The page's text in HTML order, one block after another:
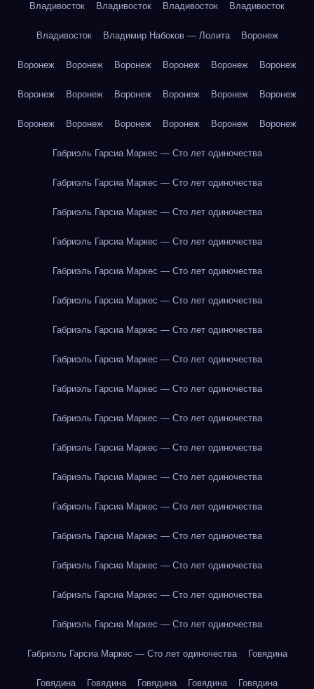
Владивосток Владивосток Владивосток Владивосток
Владивосток Владимир Набоков — Лолита Воронеж
Воронеж Воронеж Воронеж Воронеж Воронеж Воронеж
Воронеж Воронеж Воронеж Воронеж Воронеж Воронеж
Воронеж Воронеж Воронеж Воронеж Воронеж Воронеж
Габриэль Гарсиа Маркес — Сто лет одиночества
Габриэль Гарсиа Маркес — Сто лет одиночества
Габриэль Гарсиа Маркес — Сто лет одиночества
Габриэль Гарсиа Маркес — Сто лет одиночества
Габриэль Гарсиа Маркес — Сто лет одиночества
Габриэль Гарсиа Маркес — Сто лет одиночества
Габриэль Гарсиа Маркес — Сто лет одиночества
Габриэль Гарсиа Маркес — Сто лет одиночества
Габриэль Гарсиа Маркес — Сто лет одиночества
Габриэль Гарсиа Маркес — Сто лет одиночества
Габриэль Гарсиа Маркес — Сто лет одиночества
Габриэль Гарсиа Маркес — Сто лет одиночества
Габриэль Гарсиа Маркес — Сто лет одиночества
Габриэль Гарсиа Маркес — Сто лет одиночества
Габриэль Гарсиа Маркес — Сто лет одиночества
Габриэль Гарсиа Маркес — Сто лет одиночества
Габриэль Гарсиа Маркес — Сто лет одиночества
Габриэль Гарсиа Маркес — Сто лет одиночества Говядина
Говядина Говядина Говядина Говядина Говядина